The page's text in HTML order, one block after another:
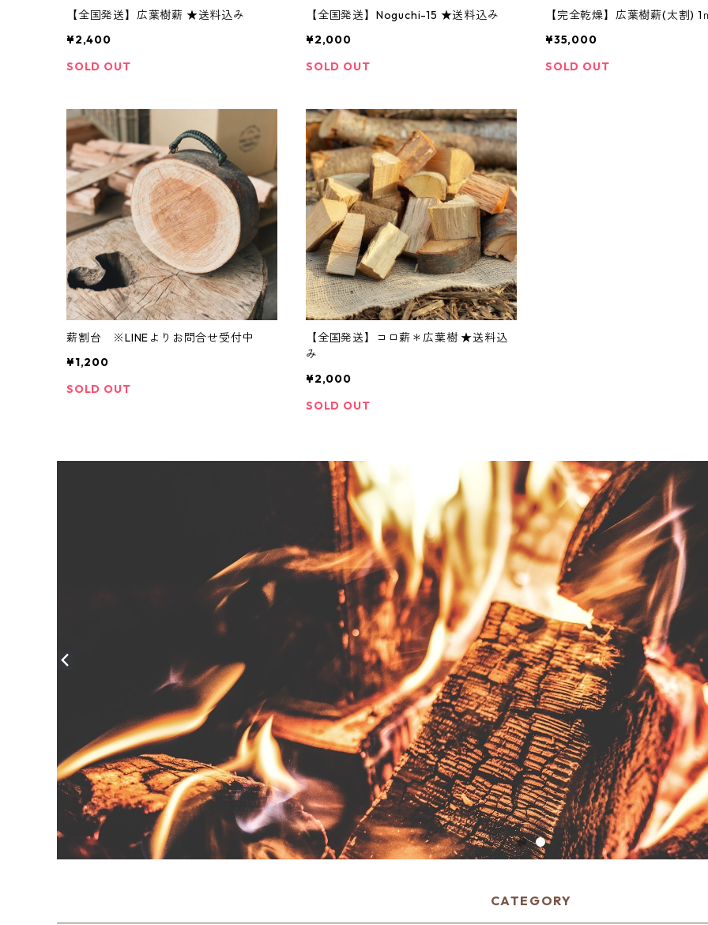
【全国発送】広葉樹薪 ★送料込み
¥2,400
SOLD OUT
【全国発送】Noguchi-15 ★送料込み
¥2,000
SOLD OUT
【完全乾燥】広葉樹薪(太割) 1
¥35,000
SOLD OUT
薪割台 ※LINEよりお問合せ受付中
¥1,200
SOLD OUT
【全国発送】コロ薪＊広葉樹 ★送料込
み
¥2,000
SOLD OUT
CATEGORY